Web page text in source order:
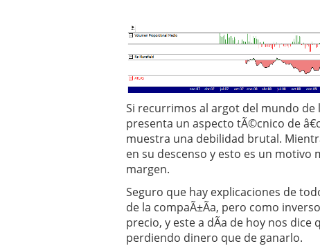
Si recurrimos al argot del mundo de
presenta un aspecto tÃ©cnico de
muestra una debilidad brutal.
en su descenso y esto es un motivo
margen.
Seguro que hay explicaciones de
de la compaÃ±Ã­a, pero como
precio, y este a dÃ­a de hoy nos dice
perdiendo dinero que de ganarlo.